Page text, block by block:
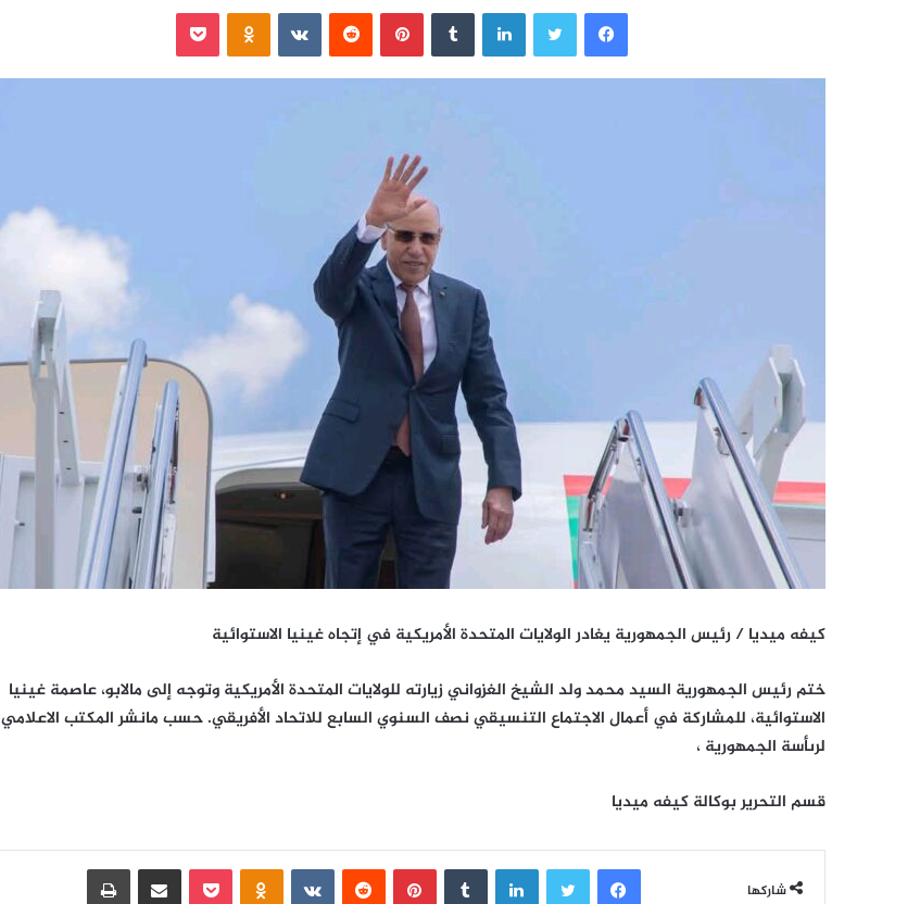
فيسبوك لينكدإن بينتيريست
كيفه ميديا / رئيس الجمهورية يغادر الولايات المتحدة الأمريكية في إتجاه غينيا الاستوائية
ختم رئيس الجمهورية السيد محمد ولد الشيخ الغزواني زيارته للولايات المتحدة الأمريكية وتوجه إلى مالابو، عاصمة غينيا
الاستوائية، للمشاركة في أعمال الاجتماع التنسيقي نصف السنوي السابع للاتحاد الأفريقي. حسب مانشر المكتب الاعلامي
لرىأسة الجمهورية ،
قسم التحرير بوكالة كيفه ميديا
شاركها
فيسبوك لينكدإن بينتيريست بوكيت مشاركة عبر البريد